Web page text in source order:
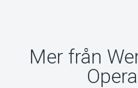
Mer från
Opera